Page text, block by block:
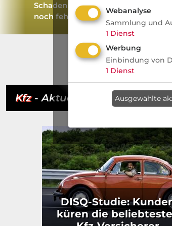
Schadenmanagement: Was jetzt
noch fehlt
Kfz- Aktuell
DISQ-Studie:
küren die
Webanalyse
Sammlung und
1 Dienst
Werbung
Einbindung von
1 Dienst
Ausgewählte